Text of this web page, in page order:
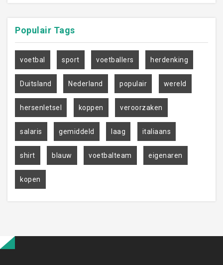
Populair Tags
voetbal sport voetballers herdenking
Duitsland Nederland populair wereld
hersenletsel koppen veroorzaken
salaris gemiddeld laag italiaans
shirt blauw voetbalteam eigenaren
kopen